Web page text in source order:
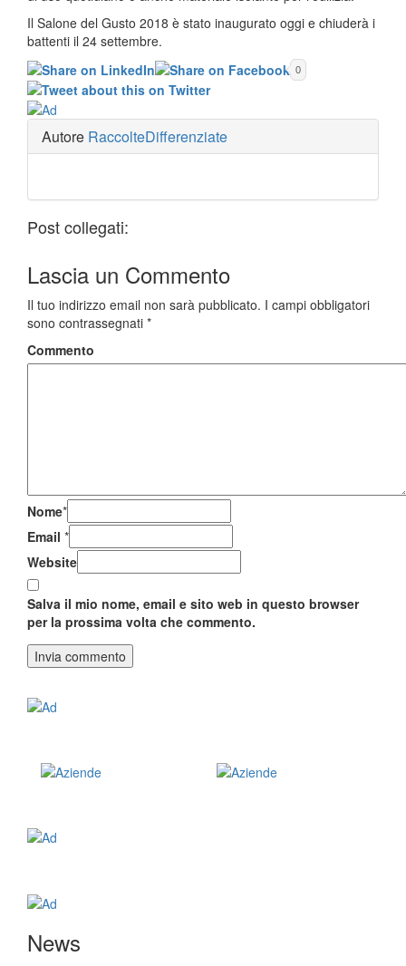
Il Salone del Gusto 2018 è stato inaugurato oggi e chiuderà i
battenti il 24 settembre.
0
Autore RaccolteDifferenziate
Post collegati:
Lascia un Commento
Il tuo indirizzo email non sarà pubblicato. I campi obbligatori
sono contrassegnati *
Commento
Nome*
Email *
Website
Salva il mio nome, email e sito web in questo browser
per la prossima volta che commento.
News